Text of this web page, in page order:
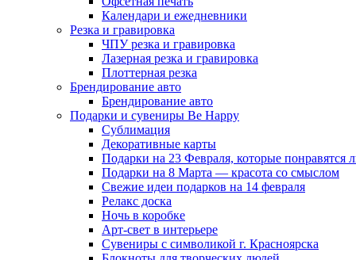
Календари и ежедневники
Резка и гравировка
ЧПУ резка и гравировка
Лазерная резка и гравировка
Плоттерная резка
Брендирование авто
Брендирование авто
Подарки и сувениры Be Happy
Сублимация
Декоративные карты
Подарки на 23 Февраля, которые
Подарки на 8 Марта — красота со смыслом
Свежие идеи подарков на 14 февраля
Релакс доска
Ночь в коробке
Арт-свет в интерьере
Сувениры с символикой г. Красноярска